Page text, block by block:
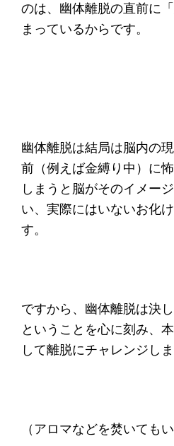
のは、幽体離脱の直前に
まっているからです。
幽体離脱は結局は脳内の
前（例えば金縛り中）に
しまうと脳がそのイメー
い、実際にはいないお化
す。
ですから、幽体離脱は決
ということを心に刻み、
して離脱にチャレンジしま
（アロマなどを焚いても